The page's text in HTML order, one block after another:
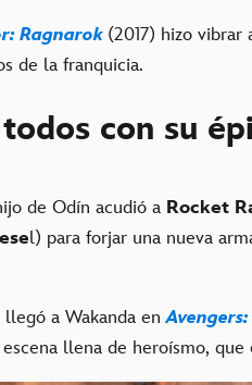
Ragnarok (2017) hizo vibrar
de la franquicia.
con su
de Odín acudió a Rocket
l) para forjar una nueva
llegó a Wakanda en
llena de heroísmo, que